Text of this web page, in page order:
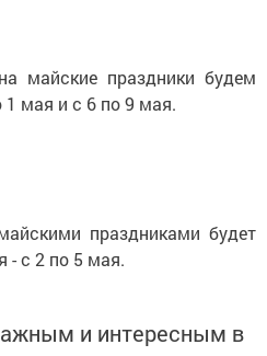
майские праздники будем
1 мая и с 6 по 9 мая.
праздниками будет
- с 2 по 5 мая.
и интересным в